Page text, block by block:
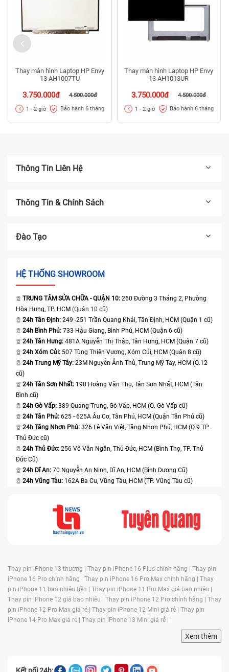
Thay màn hình Laptop HP Envy
13 AH1007TU
3.750.000đ 4.500.000đ
1 - 2 giờ Bảo hành 6 tháng
Thay màn hình Laptop HP Envy
13 AH1013UR
3.750.000đ 4.500.000đ
1 - 2 giờ Bảo hành 6 tháng
Thông Tin Liên Hệ
Thông Tin & Chính Sách
Đào Tạo
HỆ THỐNG SHOWROOM
TRUNG TÂM SỬA CHỮA - QUẬN 10: 260 Đường 3 Tháng 2, Phường
Hòa Hưng, TP. HCM (Quận 10 cũ)
24h Tân Định: 249 -251 Trần Quang Khải, Tân Định, HCM (Quận 1 cũ)
24h Bình Phú: 733 Hậu Giang, Bình Phú, HCM (Quận 6 cũ)
24h Tân Hưng: 481A Nguyễn Thị Thập, Tân Hưng, HCM (Quận 7 cũ)
24h Xóm Củi: 507 Tùng Thiện Vương, Xóm Củi, HCM (Quận 8 cũ)
24h Trung Mỹ Tây: 23M Nguyễn Ảnh Thủ, Trung Mỹ Tây, HCM (Q.12
cũ)
24h Tân Sơn Nhất: 198 Hoàng Văn Thụ, Tân Sơn Nhất, HCM (Tân
Bình cũ)
24h Gò Vấp: 389 Quang Trung, Gò Vấp, HCM (Q. Gò Vấp cũ)
24h Tân Phú: 625 - 625A Âu Cơ, Tân Phú, HCM (Quận Tân Phú cũ)
24h Tăng Nhơn Phú: 326 Lê Văn Việt, Tăng Nhơn Phú, HCM (Q.9 TP.
Thủ Đức cũ)
24h Thủ Đức: 256 Võ Văn Ngân, Thủ Đức, HCM (Bình Thọ, TP. Thủ
Đức Cũ)
24h Dĩ An: 70 Nguyễn An Ninh, Dĩ An, HCM (Bình Dương Cũ)
24h Vũng Tàu: 162A Ba Cu, Vũng Tàu, HCM (TP. Vũng Tàu cũ)
Thay pin iPhone 13 thường | Thay pin iPhone 16 Plus chính hãng | Thay pin
iPhone 16 Pro chính hãng | Thay pin iPhone 16 Pro Max chính hãng | Thay
pin iPhone 11 bao nhiêu tiền | Thay pin iPhone 11 Pro Max giá bao nhiêu |
Thay pin iPhone 12 giá bao nhiêu | Thay pin iPhone 12 Pro chính hãng | Thay
pin iPhone 12 Pro Max giá rẻ | Thay pin iPhone 12 Mini giá rẻ | Thay pin
iPhone 14 Pro Max giá rẻ | Thay pin iPhone 13 Mini giá rẻ |
Xem thêm